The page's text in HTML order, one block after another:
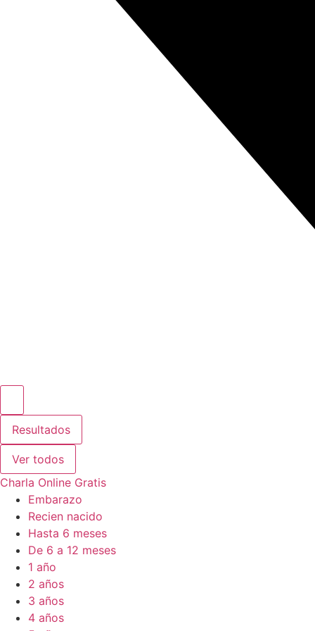
Resultados
Ver todos
Charla Online Gratis
Embarazo
Recien nacido
Hasta 6 meses
De 6 a 12 meses
1 año
2 años
3 años
4 años